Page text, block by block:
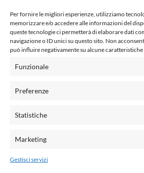
Per fornire le migliori esperienze, utilizziamo
memorizzare e/o accedere alle informazioni del
queste tecnologie ci permetterà di elaborare dati
navigazione o ID unici su questo sito. Non
può influire negativamente su alcune
Funzionale
Preferenze
Statistiche
Marketing
Gestisci servizi
fondato da Romano
Questo blog non rappresenta una
quanto viene aggiornato senza alcuna
legge n° 62 del 7.03.2001. L'autore non
email: